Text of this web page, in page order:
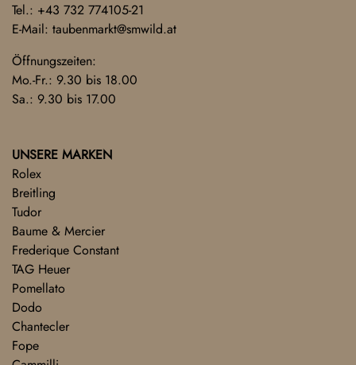
Tel.: +43 732 774105-21
E-Mail: taubenmarkt@smwild.at
Öffnungszeiten:
Mo.-Fr.: 9.30 bis 18.00
Sa.: 9.30 bis 17.00
UNSERE MARKEN
Rolex
Breitling
Tudor
Baume & Mercier
Frederique Constant
TAG Heuer
Pomellato
Dodo
Chantecler
Fope